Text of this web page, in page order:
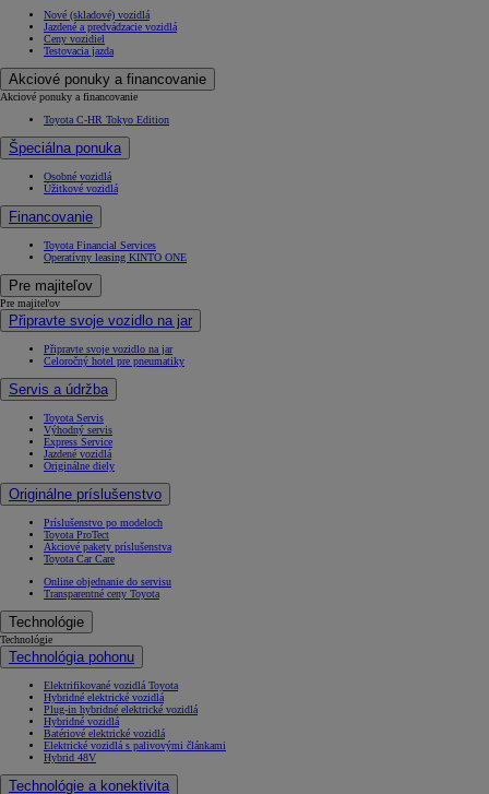
Nové (skladové) vozidlá
Jazdené a predvádzacie vozidlá
Ceny vozidiel
Testovacia jazda
Akciové ponuky a financovanie
Akciové ponuky a financovanie
Toyota C-HR Tokyo Edition
Špeciálna ponuka
Osobné vozidlá
Úžitkové vozidlá
Financovanie
Toyota Financial Services
Operatívny leasing KINTO ONE
Pre majiteľov
Pre majiteľov
Připravte svoje vozidlo na jar
Připravte svoje vozidlo na jar
Celoročný hotel pre pneumatiky
Servis a údržba
Toyota Servis
Výhodný servis
Express Service
Jazdené vozidlá
Originálne diely
Originálne príslušenstvo
Príslušenstvo po modeloch
Toyota ProTect
Akciové pakety príslušenstva
Toyota Car Care
Online objednanie do servisu
Transparentné ceny Toyota
Technológie
Technológie
Technológia pohonu
Elektrifikované vozidlá Toyota
Hybridné elektrické vozidlá
Plug-in hybridné elektrické vozidlá
Hybridné vozidlá
Batériové elektrické vozidlá
Elektrické vozidlá s palivovými článkami
Hybrid 48V
Technológie a konektivita